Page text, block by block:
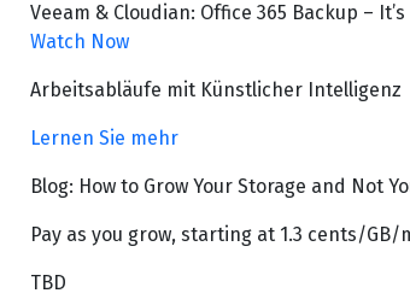
Veeam & Cloudian: Office 365 Backup –
Watch Now
Arbeitsabläufe mit Künstlicher Intelligenz
Lernen Sie mehr
Blog: How to Grow Your Storage and Not
Pay as you grow, starting at 1.3 cents/GB/
TBD